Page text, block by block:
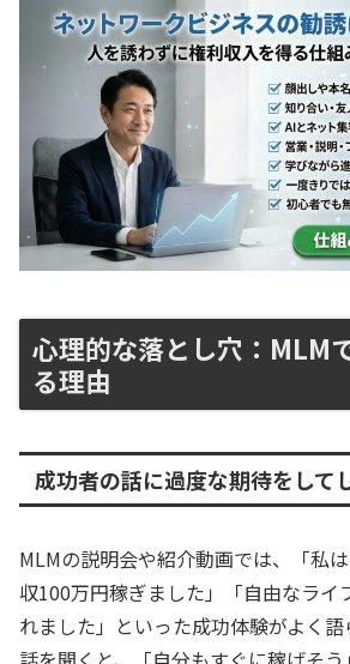
心理的な落とし穴：MLM
る理由
成功者の話に過度な期待をして
MLMの説明会や紹介動画では、「私
収100万円稼ぎました」「自由なライ
れました」といった成功体験がよく